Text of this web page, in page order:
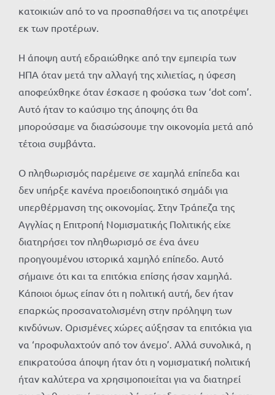
κατοικιών από το να προσπαθήσει να τις αποτρέψει
εκ των προτέρων.
Η άποψη αυτή εδραιώθηκε από την εμπειρία των
ΗΠΑ όταν μετά την αλλαγή της χιλιετίας, η ύφεση
αποφεύχθηκε όταν έσκασε η φούσκα των ‘dot com’.
Αυτό ήταν το καύσιμο της άποψης ότι θα
μπορούσαμε να διασώσουμε την οικονομία μετά από
τέτοια συμβάντα.
Ο πληθωρισμός παρέμεινε σε χαμηλά επίπεδα και
δεν υπήρξε κανένα προειδοποιητικό σημάδι για
υπερθέρμανση της οικονομίας. Στην Τράπεζα της
Αγγλίας η Επιτροπή Νομισματικής Πολιτικής είχε
διατηρήσει τον πληθωρισμό σε ένα άνευ
προηγουμένου ιστορικά χαμηλό επίπεδο. Αυτό
σήμαινε ότι και τα επιτόκια επίσης ήσαν χαμηλά.
Κάποιοι όμως είπαν ότι η πολιτική αυτή, δεν ήταν
επαρκώς προσανατολισμένη στην πρόληψη των
κινδύνων. Ορισμένες χώρες αύξησαν τα επιτόκια για
να ‘προφυλαχτούν από τον άνεμο’. Αλλά συνολικά, η
επικρατούσα άποψη ήταν ότι η νομισματική πολιτική
ήταν καλύτερα να χρησιμοποιείται για να διατηρεί